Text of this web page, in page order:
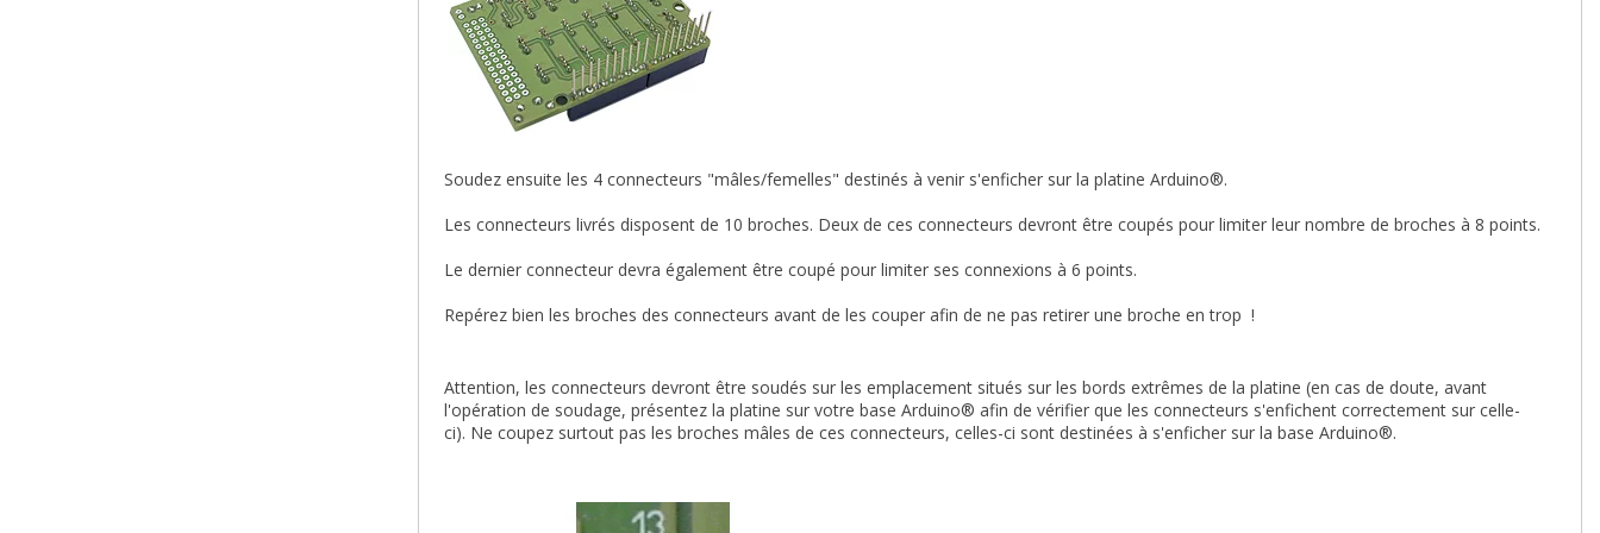
Soudez ensuite les 4 connecteurs "mâles/femelles" destinés à venir s'enficher sur la platine Arduino®.
Les connecteurs livrés disposent de 10 broches. Deux de ces connecteurs devront être coupés pour limiter leur nombre de broches à 8 points.
Le dernier connecteur devra également être coupé pour limiter ses connexions à 6 points.
Repérez bien les broches des connecteurs avant de les couper afin de ne pas retirer une broche en trop !
Attention, les connecteurs devront être soudés sur les emplacement situés sur les bords extrêmes de la platine (en cas de doute, avant
l'opération de soudage, présentez la platine sur votre base Arduino® afin de vérifier que les connecteurs s'enfichent correctement sur celle-
ci). Ne coupez surtout pas les broches mâles de ces connecteurs, celles-ci sont destinées à s'enficher sur la base Arduino®.